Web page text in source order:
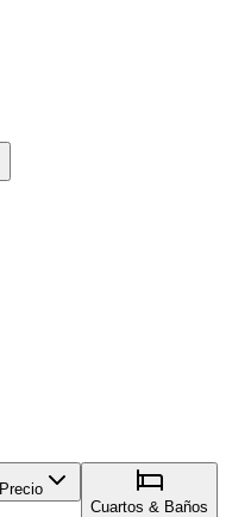
Precio
Cuartos & Baños